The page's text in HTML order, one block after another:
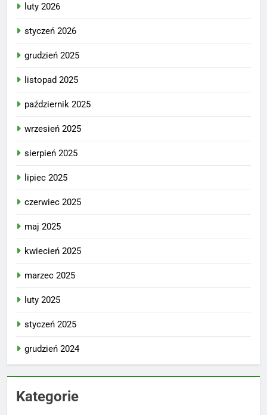
luty 2026
styczeń 2026
grudzień 2025
listopad 2025
październik 2025
wrzesień 2025
sierpień 2025
lipiec 2025
czerwiec 2025
maj 2025
kwiecień 2025
marzec 2025
luty 2025
styczeń 2025
grudzień 2024
Kategorie